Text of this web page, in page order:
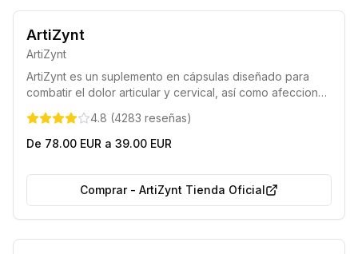
Entrega rápida en 48 horas
Pago disponible contra reembolso
ArtiZynt
ArtiZynt
ArtiZynt es un suplemento en cápsulas diseñado para
combatir el dolor articular y cervical, así como afecciones
bienestar físico y la movilidad diaria.
4.8 (4283 reseñas)
De 78.00 EUR a 39.00 EUR
Comprar- ArtiZynt Tienda Oficial